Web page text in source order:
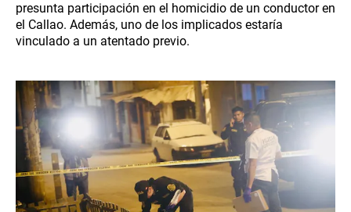
presunta participación en el homicidio de un conductor en
el Callao. Además, uno de los implicados estaría
vinculado a un atentado previo.